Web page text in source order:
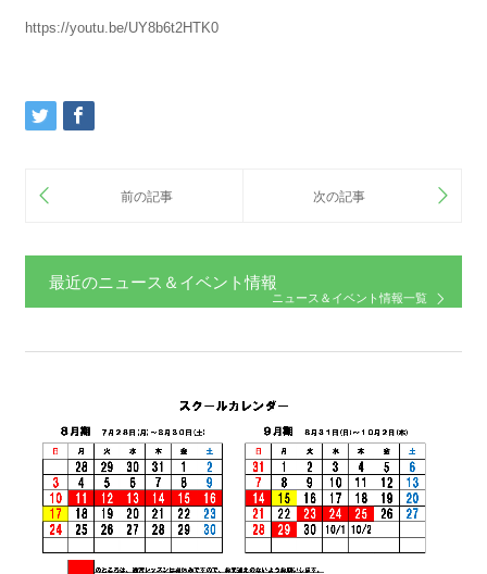
https://youtu.be/UY8b6t2HTK0
最近のニュース＆イベント情報
ニュース＆イベント情報一覧